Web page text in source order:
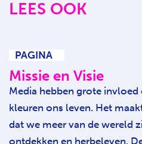
LEES OOK
PAGINA
Missie en Visie
Media hebben grote invloed
kleuren ons leven. Het
dat we meer van de wereld
ontdekken en herbeleven.